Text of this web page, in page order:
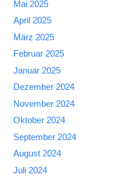
Mai 2025
April 2025
März 2025
Februar 2025
Januar 2025
Dezember 2024
November 2024
Oktober 2024
September 2024
August 2024
Juli 2024